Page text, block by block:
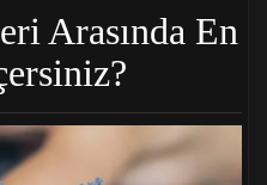
Arasında En